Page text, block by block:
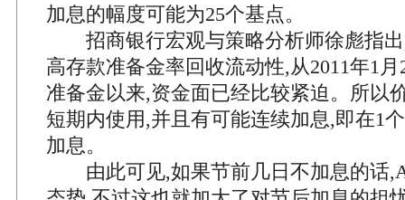
加息的幅度可能为25个基点。
招商银行宏观与策略分析师徐彪指出
高存款准备金率回收流动性,从2011年1
准备金以来,资金面已经比较紧迫。所以
短期内使用,并且有可能连续加息,即在1
加息。
由此可见,如果节前几日不加息的话